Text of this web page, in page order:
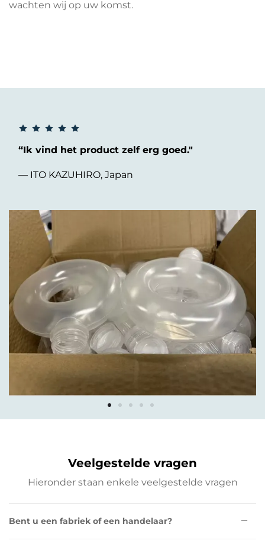
wachten wij op uw komst.
“Ik vind het product zelf erg goed."
— ITO KAZUHIRO, Japan
Veelgestelde vragen
Hieronder staan enkele veelgestelde vragen
Bent u een fabriek of een handelaar?